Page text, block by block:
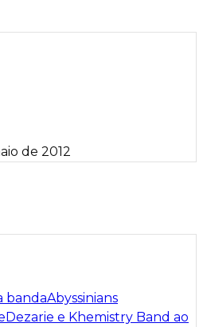
de 2012
bandaAbyssinians
Dezarie e Khemistry Band ao